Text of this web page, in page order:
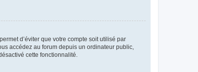
d’éviter que votre compte soit utilisé par
accédez au forum depuis un ordinateur public,
cette fonctionnalité.